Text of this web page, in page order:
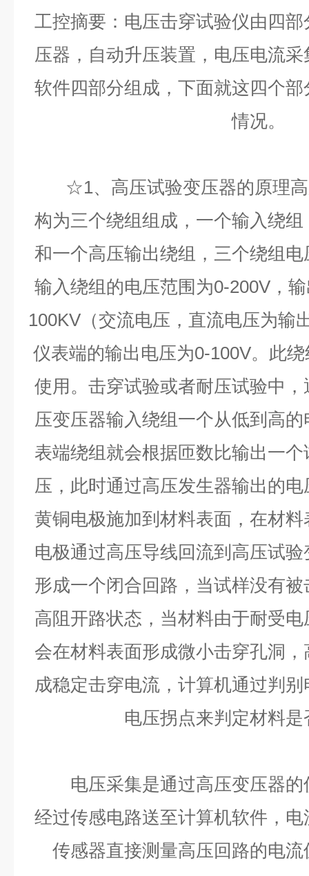
工控摘要：电压击穿试验仪由四
压器，自动升压装置，电压电流
软件四部分组成，下面就这四个
情况。
☆1、高压试验变压器的原理高
构为三个绕组组成，一个输入绕
和一个高压输出绕组，三个绕组
输入绕组的电压范围为0-200V，
100KV（交流电压，直流电压为输
仪表端的输出电压为0-100V。此
使用。击穿试验或者耐压试验中
压变压器输入绕组一个从低到高
表端绕组就会根据匝数比输出一
压，此时通过高压发生器输出的
黄铜电极施加到材料表面，在材
电极通过高压导线回流到高压试
形成一个闭合回路，当试样没有
高阻开路状态，当材料由于耐受
会在材料表面形成微小击穿孔洞
成稳定击穿电流，计算机通过判
电压拐点来判定材料
电压采集是通过高压变压器的
经过传感电路送至计算机软件，
传感器直接测量高压回路的电